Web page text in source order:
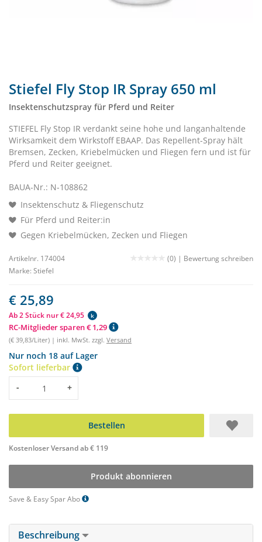
Stiefel Fly Stop IR Spray 650 ml
Insektenschutzspray für Pferd und Reiter
STIEFEL Fly Stop IR verdankt seine hohe und langanhaltende
Wirksamkeit dem Wirkstoff EBAAP. Das Repellent-Spray hält
Bremsen, Zecken, Kriebelmücken und Fliegen fern und ist für
Pferd und Reiter geeignet.
BAUA-Nr.: N-108862
Insektenschutz & Fliegenschutz
Für Pferd und Reiter:in
Gegen Kriebelmücken, Zecken und Fliegen
Artikelnr. 174004 (0) | Bewertung schreiben
Marke: Stiefel
€ 25,89
Ab 2 Stück nur € 24,95 k
RC-Mitglieder sparen € 1,29
(€ 39,83/Liter) | inkl. MwSt. zzgl. Versand
Nur noch 18 auf Lager
Sofort lieferbar
Menge
- +
Bestellen
Kostenloser Versand ab € 119
Produkt abonnieren
Save & Easy Spar Abo
Beschreibung